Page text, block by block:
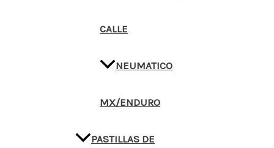
CALLE
NEUMATICO
MX/ENDURO
PASTILLAS DE